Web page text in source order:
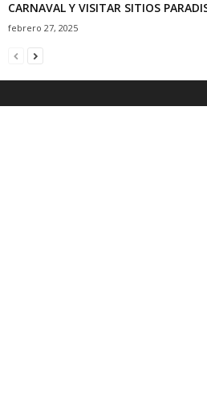
CARNAVAL Y VISITAR SITIOS
febrero 27, 2025